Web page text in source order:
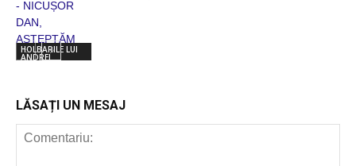
HOLBARILE LUI
ANDREI
LĂSAȚI UN MESAJ